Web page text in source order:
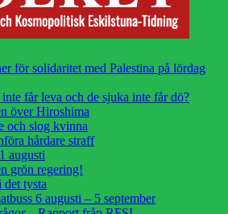
för solidaritet med Palestina på lördag
får leva och de sjuka inte får dö?
över Hiroshima
och slog kvinna
hårdare straff
augusti
grön regering!
tysta
6 augusti – 5 september